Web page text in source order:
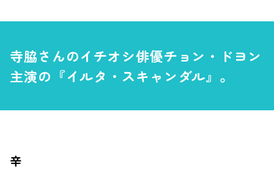
寺脇さんのイチオシ俳優チョン・ドヨン
主演の『イルタ・スキャンダル』。
辛